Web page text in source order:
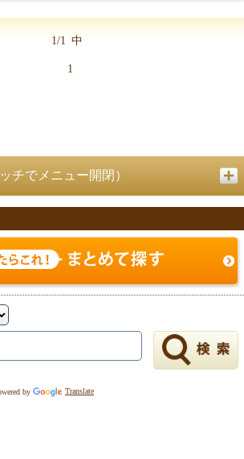
1/1 中
1
チでメニュー開閉）
by Translate